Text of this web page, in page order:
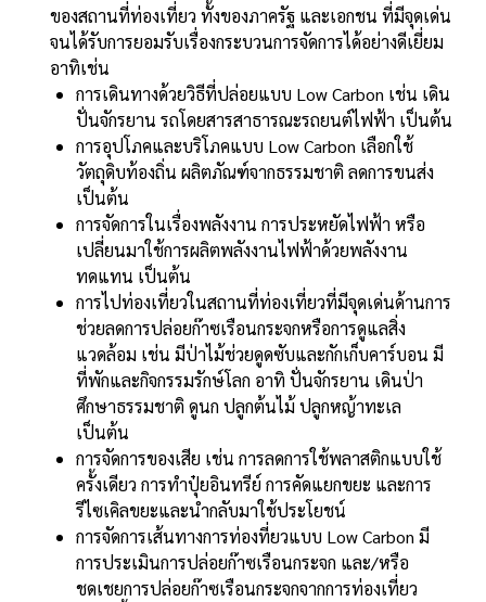
ของสถานที่ท่องเที่ยว ทั้งของภาครัฐ และเอกชน ที่มีจุดเด่น
จนได้รับการยอมรับเรื่องกระบวนการจัดการได้อย่างดีเยี่ยม
อาทิเช่น
การเดินทางด้วยวิธีที่ปล่อยแบบ Low Carbon เช่น เดิน
ปั่นจักรยาน รถโดยสารสาธารณะรถยนต์ไฟฟ้า เป็นต้น
การอุปโภคและบริโภคแบบ Low Carbon เลือกใช้
วัตถุดิบท้องถิ่น ผลิตภัณฑ์จากธรรมชาติ ลดการขนส่ง
เป็นต้น
การจัดการในเรื่องพลังงาน การประหยัดไฟฟ้า หรือ
เปลี่ยนมาใช้การผลิตพลังงานไฟฟ้าด้วยพลังงาน
ทดแทน เป็นต้น
การไปท่องเที่ยวในสถานที่ท่องเที่ยวที่มีจุดเด่นด้านการ
ช่วยลดการปล่อยก๊าซเรือนกระจกหรือการดูแลสิ่ง
แวดล้อม เช่น มีป่าไม้ช่วยดูดซับและกักเก็บคาร์บอน มี
ที่พักและกิจกรรมรักษ์โลก อาทิ ปั่นจักรยาน เดินป่า
ศึกษาธรรมชาติ ดูนก ปลูกต้นไม้ ปลูกหญ้าทะเล
เป็นต้น
การจัดการของเสีย เช่น การลดการใช้พลาสติกแบบใช้
ครั้งเดียว การทำปุ๋ยอินทรีย์ การคัดแยกขยะ และการ
รีไซเคิลขยะและนำกลับมาใช้ประโยชน์
การจัดการเส้นทางการท่องที่ยวแบบ Low Carbon มี
การประเมินการปล่อยก๊าซเรือนกระจก และ/หรือ
ชดเชยการปล่อยก๊าซเรือนกระจกจากการท่องเที่ยว